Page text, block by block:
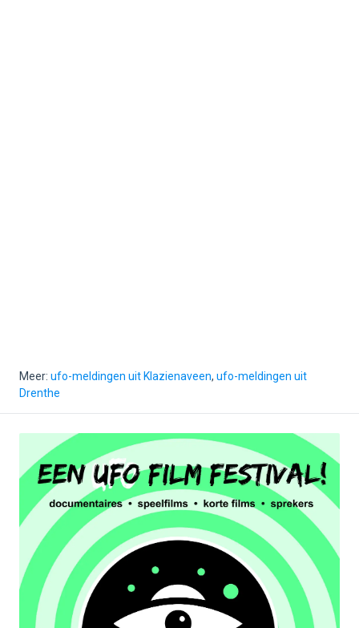
Meer: ufo-meldingen uit Klazienaveen, ufo-meldingen uit
Drenthe